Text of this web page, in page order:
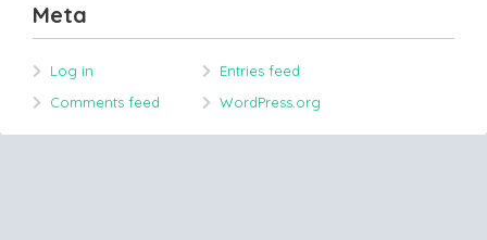
Meta
Log in
Entries feed
Comments feed
WordPress.org